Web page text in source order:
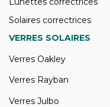
Solaires correctrices
VERRES SOLAIRES
Verres Oakley
Verres Rayban
Verres Julbo